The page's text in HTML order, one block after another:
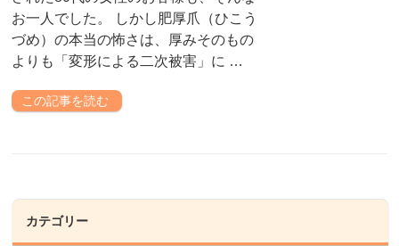
お一人でした。 しかし肥厚爪（ひこう
づめ）の本当の怖さは、厚みそのもの
よりも「変形による二次被害」に …
この記事を読む
カテゴリー